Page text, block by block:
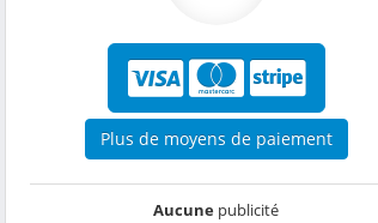
Plus de moyens de paiement
Aucune publicité